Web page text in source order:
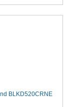
BLKD520CRNE